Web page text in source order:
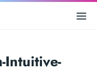
Intuitive-